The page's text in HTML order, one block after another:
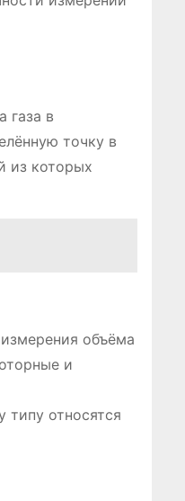
газа в
точку в
из которых
объёма
и
типу относятся